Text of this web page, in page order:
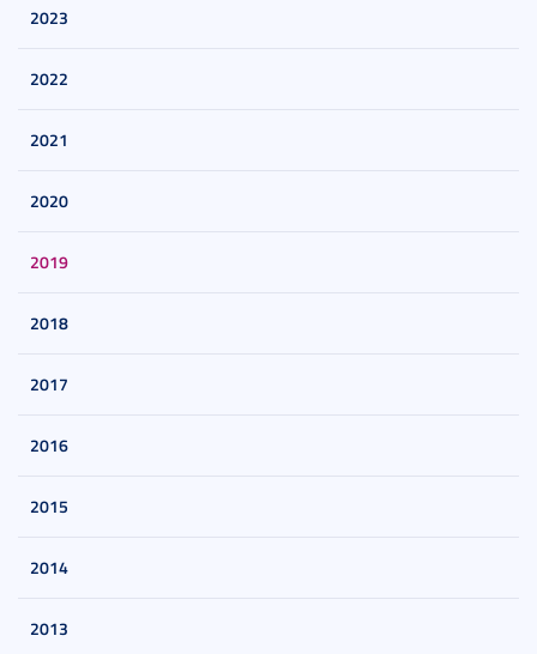
2023
2022
2021
2020
2019
2018
2017
2016
2015
2014
2013